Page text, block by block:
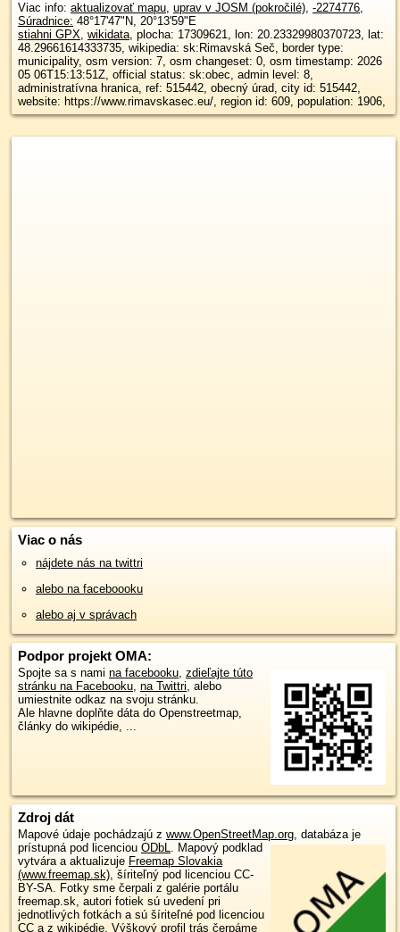
Viac info: aktualizovať mapu, uprav v JOSM (pokročilé), -2274776,
Súradnice: 48°17'47"N, 20°13'59"E
stiahni GPX, wikidata, plocha: 17309621, lon: 20.23329980370723, lat:
48.29661614333735, wikipedia: sk:Rimavská Seč, border type:
municipality, osm version: 7, osm changeset: 0, osm timestamp: 2026
05 06T15:13:51Z, official status: sk:obec, admin level: 8,
administratívna hranica, ref: 515442, obecný úrad, city id: 515442,
website: https://www.rimavskasec.eu/, region id: 609, population: 1906,
Viac o nás
nájdete nás na twittri
alebo na faceboooku
alebo aj v správach
Podpor projekt OMA:
Spojte sa s nami na facebooku, zdieľajte túto
stránku na Facebooku, na Twittri, alebo
umiestnite odkaz na svoju stránku.
Ale hlavne doplňte dáta do Openstreetmap,
články do wikipédie, ...
Zdroj dát
Mapové údaje pochádzajú z www.OpenStreetMap.org , databáza je
prístupná pod licenciou ODbL
Mapový podklad
vytvára a aktualizuje Freemap Slovakia
(www.freemap.sk) , šíriteľný pod licenciou CC-
BY-SA. Fotky sme čerpali z galérie portálu
freemap.sk, autori fotiek sú uvedení pri
jednotlivých fotkách a sú šíriteľné pod licenciou
CC a z wikipédie. Výškový profil trás čerpáme